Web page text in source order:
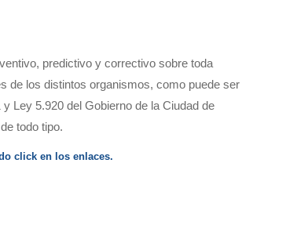
predictivo y correctivo sobre toda
de los distintos organismos, como puede ser
Ley 5.920 del Gobierno de la Ciudad de
todo tipo.
click en los enlaces.